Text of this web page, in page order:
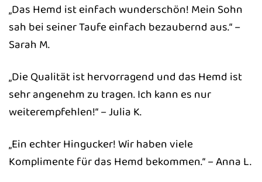
„Das Hemd ist einfach wunderschön! Mein Sohn
sah bei seiner Taufe einfach bezaubernd aus.“ –
Sarah M.
„Die Qualität ist hervorragend und das Hemd ist
sehr angenehm zu tragen. Ich kann es nur
weiterempfehlen!“ – Julia K.
„Ein echter Hingucker! Wir haben viele
Komplimente für das Hemd bekommen.“ – Anna L.